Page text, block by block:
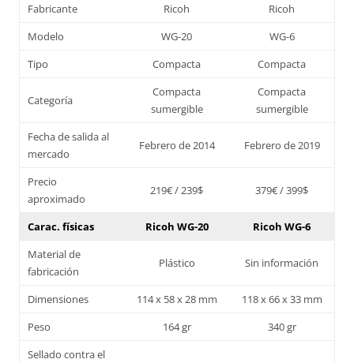
Fabricante Ricoh
Ricoh
Modelo
WG-20
WG-6
Tipo
Compacta Compacta
Categoría
Compacta
sumergible
Compacta
sumergible
Fecha de salida al
mercado
Febrero de 2014 Febrero de 2019
Precio
aproximado
219€ / 239$ 379€ / 399$
Carac. físicas Ricoh WG-20
Ricoh WG-6
Material de
fabricación
Plástico Sin información
Dimensiones 114 x 58 x 28 mm
118 x 66 x 33 mm
Peso
164 gr
340 gr
Sellado contra el